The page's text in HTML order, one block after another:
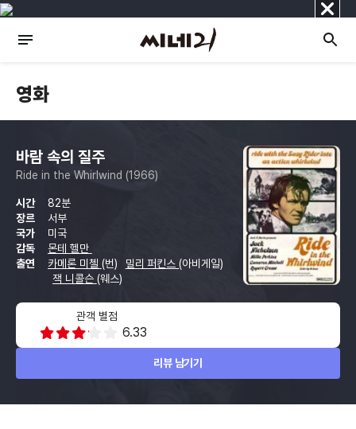
닫
기
영화
바람 속의 질주
Ride in the Whirlwind (1966)
시간
82분
장르
서부
국가
미국
감독
몬테 헬만
출연
카메론 미첼 (번) 밀리 퍼킨스(아비게일)
잭 니콜슨 (웨스)
관객 별점
6.33
리뷰 남기기